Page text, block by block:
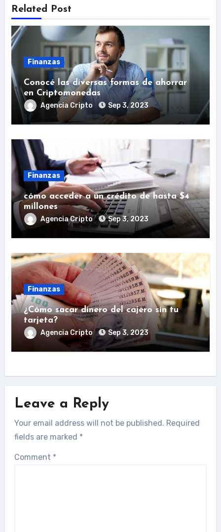
Related Post
Finanzas
Conocé las diversas formas de ahorrar
en Criptomonedas
Agencia Cripto Sep 3, 2023
Finanzas
cómo acceder a un crédito de hasta $4
millones
Agencia Cripto Sep 3, 2023
Finanzas
¿Cómo sacar dinero del cajero sin tu
tarjeta?
Agencia Cripto Sep 3, 2023
Leave a Reply
Your email address will not be published. Required
fields are marked *
Comment *